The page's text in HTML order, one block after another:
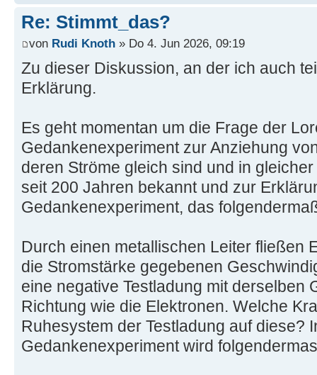
Re: Stimmt_das?
von Rudi Knoth » Do 4. Jun 2026, 09:19
Zu dieser Diskussion, an der ich auch
Erklärung.
Es geht momentan um die Frage der
Gedankenexperiment zur Anziehung
deren Ströme gleich sind und in
seit 200 Jahren bekannt und zur
Gedankenexperiment, das
Durch einen metallischen Leiter fließen
die Stromstärke gegebenen
eine negative Testladung mit derselben
Richtung wie die Elektronen. Welche
Ruhesystem der Testladung auf diese?
Gedankenexperiment wird